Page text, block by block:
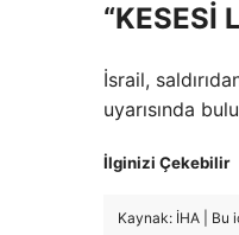
“KESESİ
İsrail,
uyarısında
İlginizi Çekebilir
Kaynak: İHA | Bu